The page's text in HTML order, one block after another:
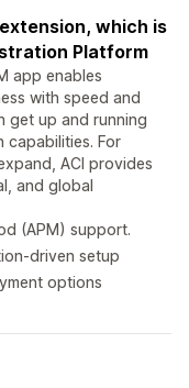
which is
Platform
app enables
with speed and
get up and running
capabilities. For
ACI provides
and global
(APM) support.
setup
options